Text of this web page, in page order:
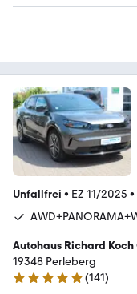
Unfallfrei • EZ 11/2025 •
Autohaus Richard Koch
19348 Perleberg
5 Sterne
(141)